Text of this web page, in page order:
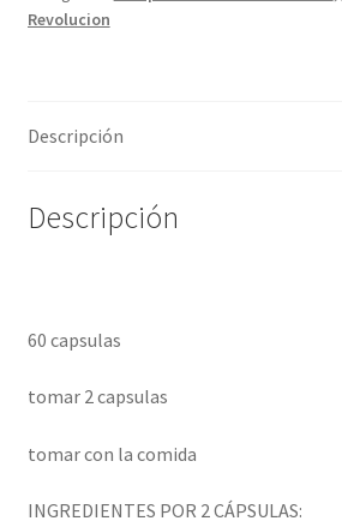
antiácido
Revolucion
Descripción
Descripción
60 capsulas
tomar 2 capsulas
tomar con la comida
INGREDIENTES POR 2 CÁPSULAS: